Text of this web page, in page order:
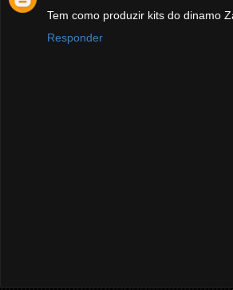
Tem como produzir kits do dinamo
Responder